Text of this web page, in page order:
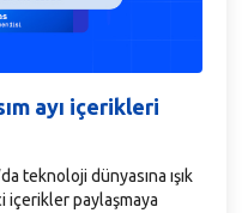
ayı içerikleri
teknoloji dünyasına ışık
içerikler paylaşmaya